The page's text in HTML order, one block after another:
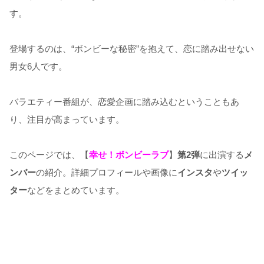
す。
登場するのは、“ボンビーな秘密”を抱えて、恋に踏み出せない
男女6人です。
バラエティー番組が、恋愛企画に踏み込むということもあ
り、注目が高まっています。
このページでは、【幸せ！ボンビーラブ】 第2弾に出演する メ
ンバーの紹介。詳細プロフィールや画像にインスタやツイッ
ターなどをまとめています。